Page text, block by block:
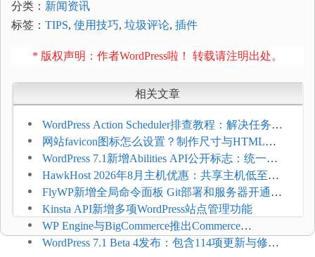
分类： 新闻资讯
标签： TIPS, 使用技巧, 垃圾评论, 插件
* 版权声明：作者WordPress啦！ 转载请注明出处。
相关文章
WordPress Action Scheduler排查教程：解决任务积
压和订单延迟
网站favicon图标怎么设置？制作尺寸与HTML添
加方法
WordPress 7.1新增Abilities API公开标志：统一支
持REST API、MCP与AI代理
HawkHost 2026年8月主机优惠：共享主机低至
$2.61/月，高性能主机同步折扣
FlyWP新增全局命令面板 Git部署和服务器开通更
方便
Kinsta API新增多项WordPress站点管理功能
WP Engine与BigCommerce推出Commerce
Connect：WordPress商店可保留前台体验并扩展电
WordPress 7.1 Beta 4发布：包含114项更新与修